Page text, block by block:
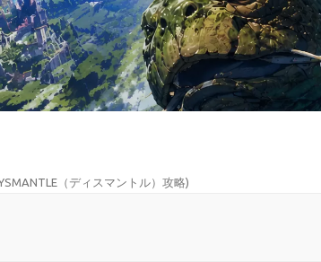
（ディスマントル）攻略)